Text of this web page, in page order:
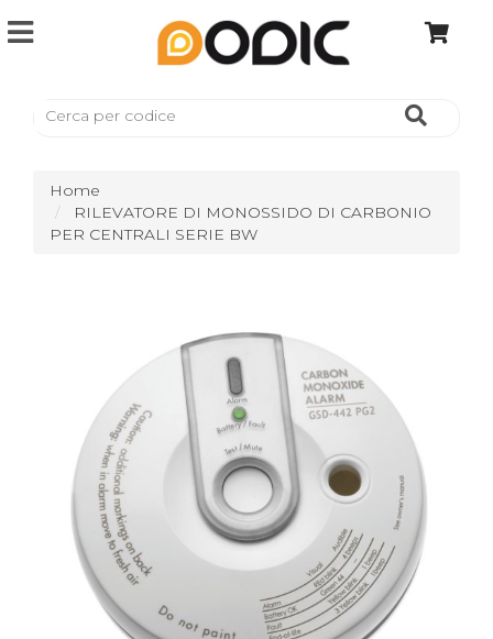
Home
RILEVATORE DI MONOSSIDO DI CARBONIO
PER CENTRALI SERIE BW